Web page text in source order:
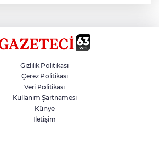
Hikmet Başak’tan Ulaşım Çalışması
Sezon 18 Ağustos'ta Başlayacak
Gizlilik Politikası
Çerez Politikası
Veri Politikası
Kullanım Şartnamesi
Künye
İletişim